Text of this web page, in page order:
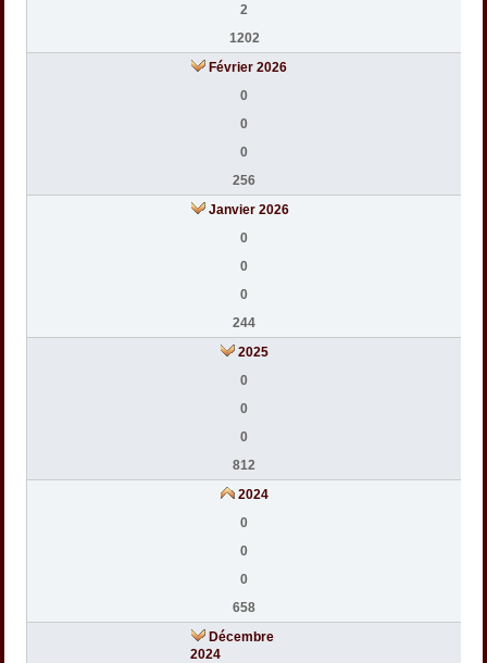
2
1202
Février 2026
0
0
0
256
Janvier 2026
0
0
0
244
2025
0
0
0
812
2024
0
0
0
658
Décembre
2024